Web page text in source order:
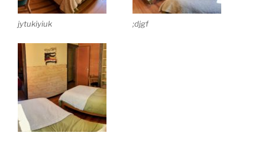
jytukiyiuk ;djgf